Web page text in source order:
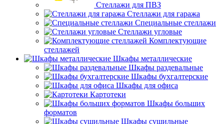
Стеллажи для ПВЗ
Стеллажи для гаража
Специальные стеллажи
Стеллажи угловые
Комплектующие
стеллажей
Шкафы металлические
Шкафы раздевальные
Шкафы бухгалтерские
Шкафы для офиса
Картотеки
Шкафы больших
форматов
Шкафы сушильные